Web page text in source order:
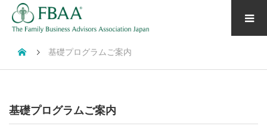
基礎プログラムご案内
基礎プログラムご案内